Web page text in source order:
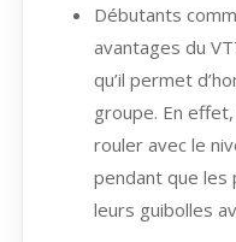
Débutants
avantages du
qu’il permet
groupe. En
rouler avec le
pendant que les
leurs guibolles